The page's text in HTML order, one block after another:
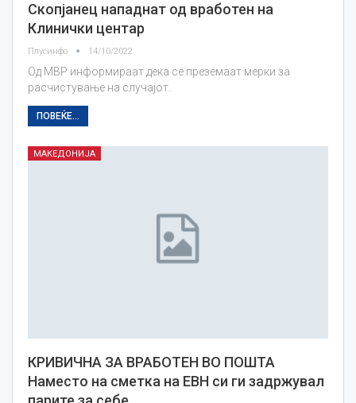
Скопјанец нападнат од вработен на
Клинички центар
Плусинфо 14/10/2022
Од МВР информираат дека се преземаат мерки за
расчистување на случајот.
ПОВЕЌЕ...
МАКЕДОНИЈА
КРИВИЧНА ЗА ВРАБОТЕН ВО ПОШТА
Наместо на сметка на ЕВН си ги задржувал